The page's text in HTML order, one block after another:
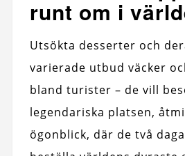
runt om i
Utsökta desserter och
varierade utbud väcker
bland turister – de vill
legendariska platsen,
ögonblick, där de två